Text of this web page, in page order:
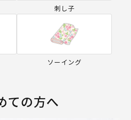
刺し子
ソーイング
ての方へ